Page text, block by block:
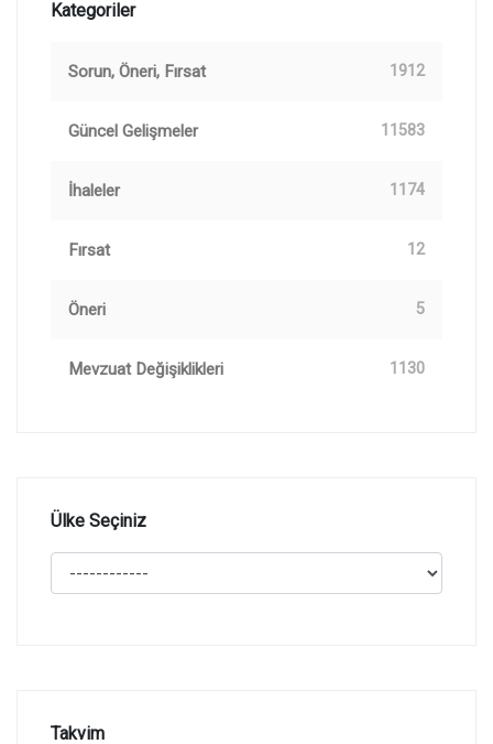
Kategoriler
Sorun, Öneri, Fırsat 1912
Güncel Gelişmeler 11583
İhaleler 1174
Fırsat 12
Öneri 5
Mevzuat Değişiklikleri 1130
Ülke Seçiniz
Takvim